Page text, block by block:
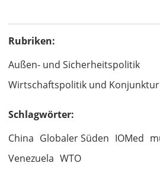
Rubriken:
Außen- und Sicherheitspolitik
Wirtschaftspolitik und Konjunktur
Schlagwörter:
China Globaler Süden IOMed
Venezuela WTO